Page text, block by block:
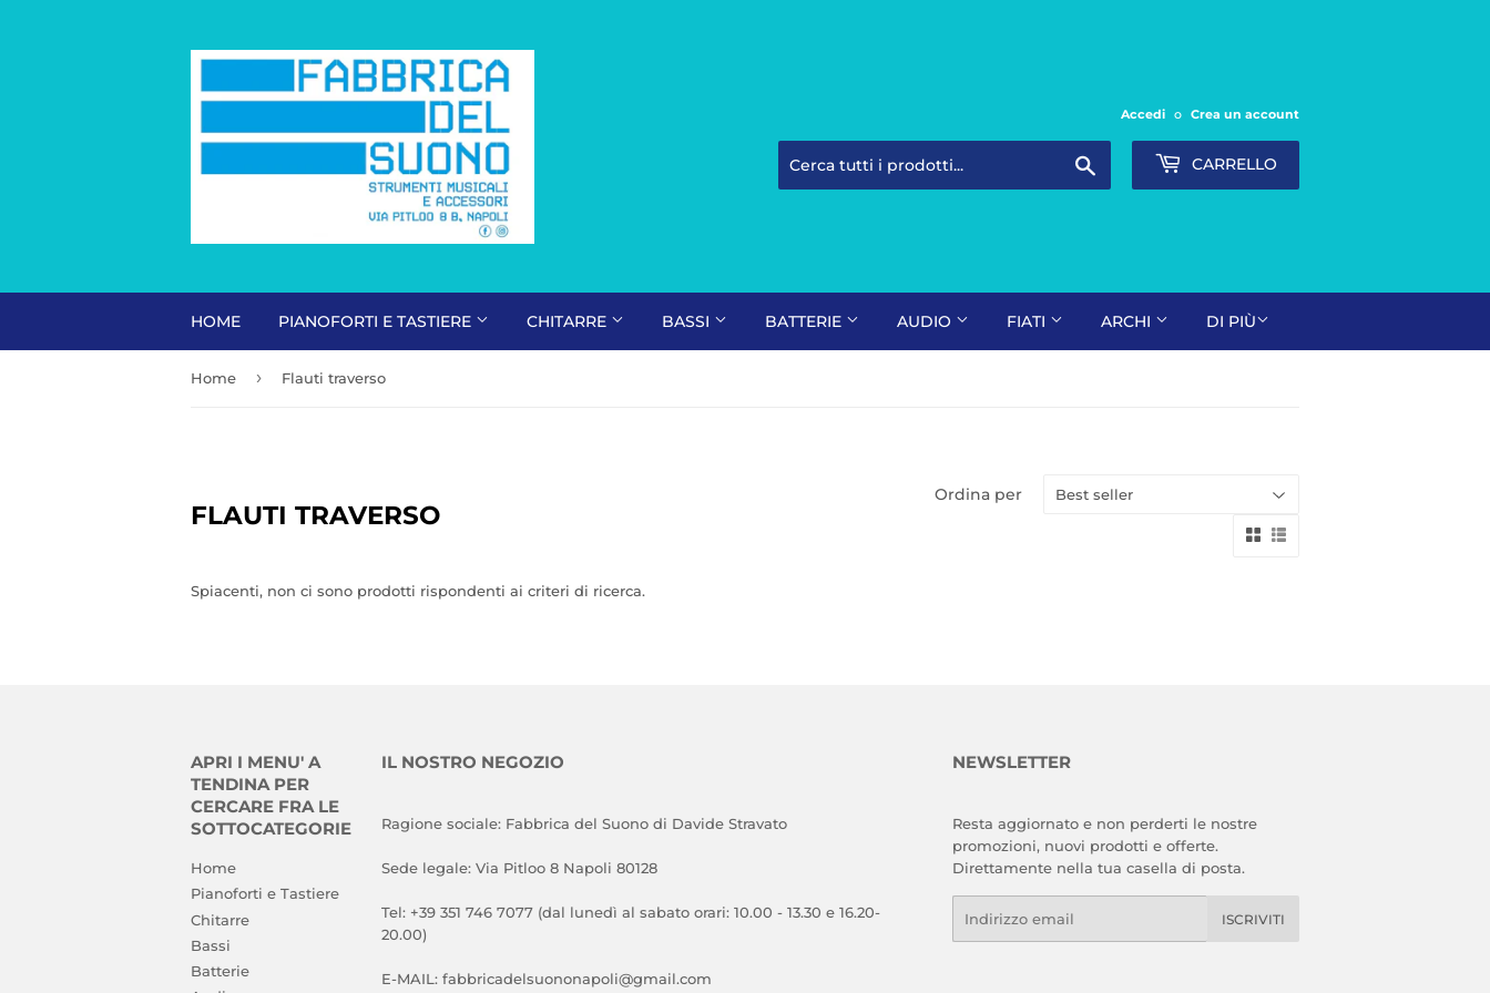
Accedi o Crea un account
CARRELLO
HOME PIANOFORTI E TASTIERE CHITARRE BASSI BATTERIE AUDIO FIATI ARCHI DI PIÙ
Home › Flauti traverso
FLAUTI TRAVERSO
Ordina per
Spiacenti, non ci sono prodotti rispondenti ai criteri di ricerca.
APRI I MENU' A
TENDINA PER
CERCARE FRA LE
SOTTOCATEGORIE
Home
Pianoforti e Tastiere
Chitarre
Bassi
Batterie
IL NOSTRO NEGOZIO
Ragione sociale: Fabbrica del Suono di Davide Stravato
Sede legale: Via Pitloo 8 Napoli 80128
Tel: +39 351 746 7077 (dal lunedì al sabato orari: 10.00 - 13.30 e 16.20-
20.00)
E-MAIL: fabbricadelsuononapoli@gmail.com
NEWSLETTER
Resta aggiornato e non perderti le nostre
promozioni, nuovi prodotti e offerte.
Direttamente nella tua casella di posta.
ISCRIVITI